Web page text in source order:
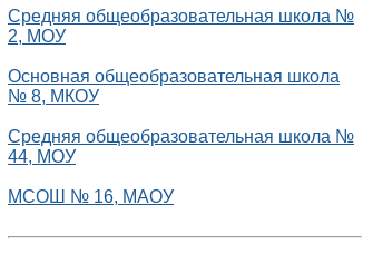
Средняя общеобразовательная школа №
2, МОУ
Основная общеобразовательная школа
№ 8, МКОУ
Средняя общеобразовательная школа №
44, МОУ
МСОШ № 16, МАОУ